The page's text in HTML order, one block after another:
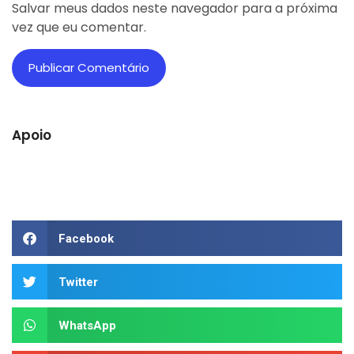
Salvar meus dados neste navegador para a próxima
vez que eu comentar.
Apoio
Facebook
Twitter
WhatsApp